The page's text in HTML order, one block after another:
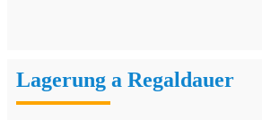
Lagerung a Regaldauer